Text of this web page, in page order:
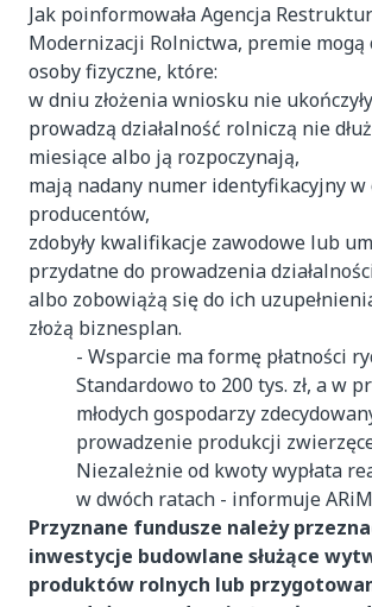
Jak poinformowała Agencja
Modernizacji Rolnictwa, premie mogą
osoby fizyczne, które:
w dniu złożenia wniosku nie
prowadzą działalność rolniczą nie
miesiące albo ją rozpoczynają,
mają nadany numer identyfikacyjny
producentów,
zdobyły kwalifikacje zawodowe lub
przydatne do prowadzenia
albo zobowiążą się do ich
złożą biznesplan.
- Wsparcie ma formę płatności
Standardowo to 200 tys. zł, a w
młodych gospodarzy
prowadzenie produkcji
Niezależnie od kwoty wypłata
w dwóch ratach - informuje
Przyznane fundusze należy
inwestycje budowlane służące
produktów rolnych lub